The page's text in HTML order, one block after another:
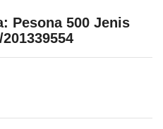
Pesona 500 Jenis